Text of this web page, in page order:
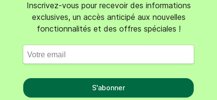
Inscrivez-vous pour recevoir des informations
exclusives, un accès anticipé aux nouvelles
fonctionnalités et des offres spéciales !
S'abonner